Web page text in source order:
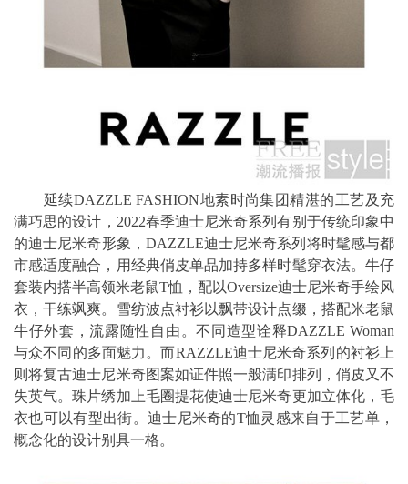
延续DAZZLE FASHION地素时尚集团精湛的工艺及充
满巧思的设计，2022春季迪士尼米奇系列有别于传统印象中
的迪士尼米奇形象，DAZZLE迪士尼米奇系列将时髦感与都
市感适度融合，用经典俏皮单品加持多样时髦穿衣法。牛仔
套装内搭半高领米老鼠T恤，配以Oversize迪士尼米奇手绘风
衣，干练飒爽。雪纺波点衬衫以飘带设计点缀，搭配米老鼠
牛仔外套，流露随性自由。不同造型诠释DAZZLE Woman
与众不同的多面魅力。而RAZZLE迪士尼米奇系列的衬衫上
则将复古迪士尼米奇图案如证件照一般满印排列，俏皮又不
失英气。珠片绣加上毛圈提花使迪士尼米奇更加立体化，毛
衣也可以有型出街。迪士尼米奇的T恤灵感来自于工艺单，
概念化的设计别具一格。